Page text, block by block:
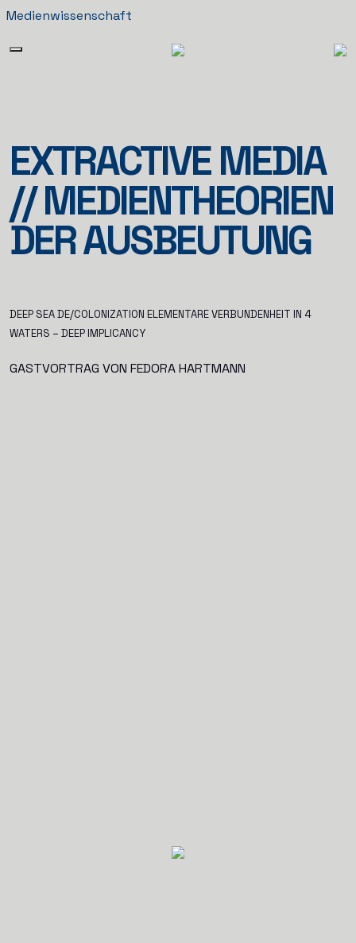
Medienwissenschaft
EXTRACTIVE MEDIA
// MEDIENTHEORIEN
DER AUSBEUTUNG
DEEP SEA DE/COLONIZATION ELEMENTARE VERBUNDENHEIT IN 4
WATERS – DEEP IMPLICANCY
GASTVORTRAG VON FEDORA HARTMANN